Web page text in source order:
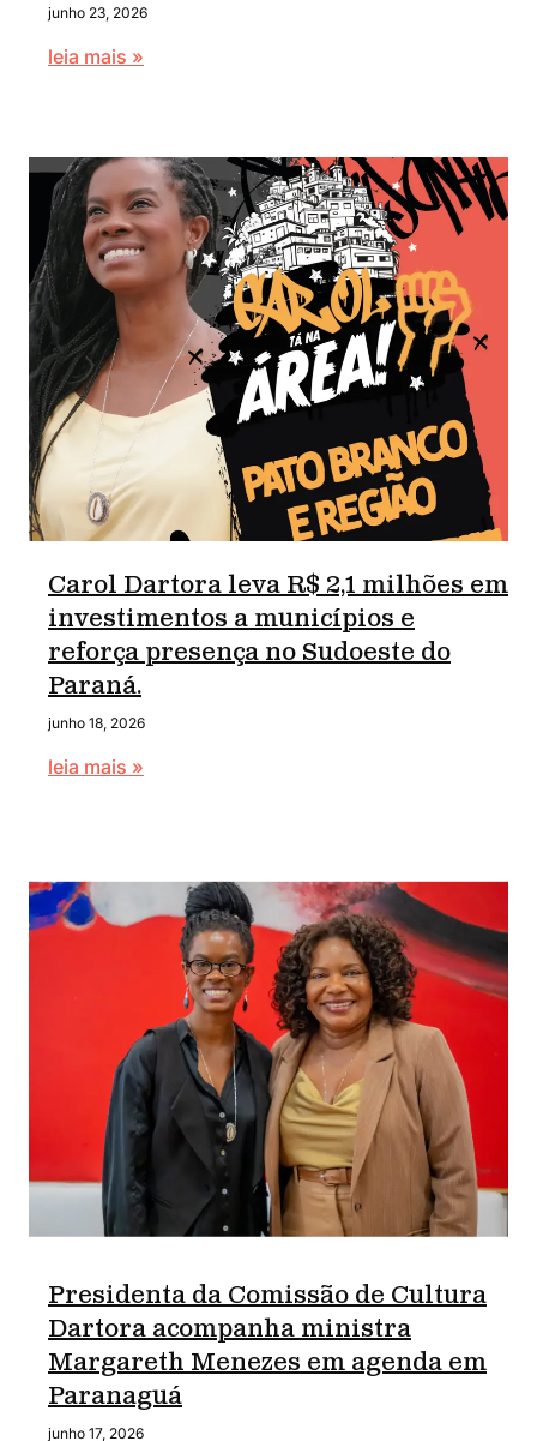
junho 23, 2026
leia mais »
Carol Dartora leva R$ 2,1 milhões em
investimentos a municípios e
reforça presença no Sudoeste do
Paraná.
junho 18, 2026
leia mais »
Presidenta da Comissão de Cultura
Dartora acompanha ministra
Margareth Menezes em agenda em
Paranaguá
junho 17, 2026